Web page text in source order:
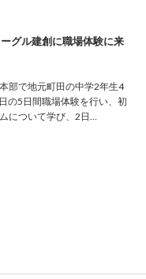
グル建創に職場体験に来
部で地元町田の中学2年生4
の5日間職場体験を行い、初
について学び、2日…